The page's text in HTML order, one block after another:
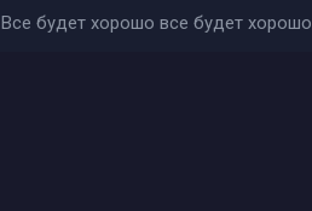
Все будет хорошо все будет хорошо